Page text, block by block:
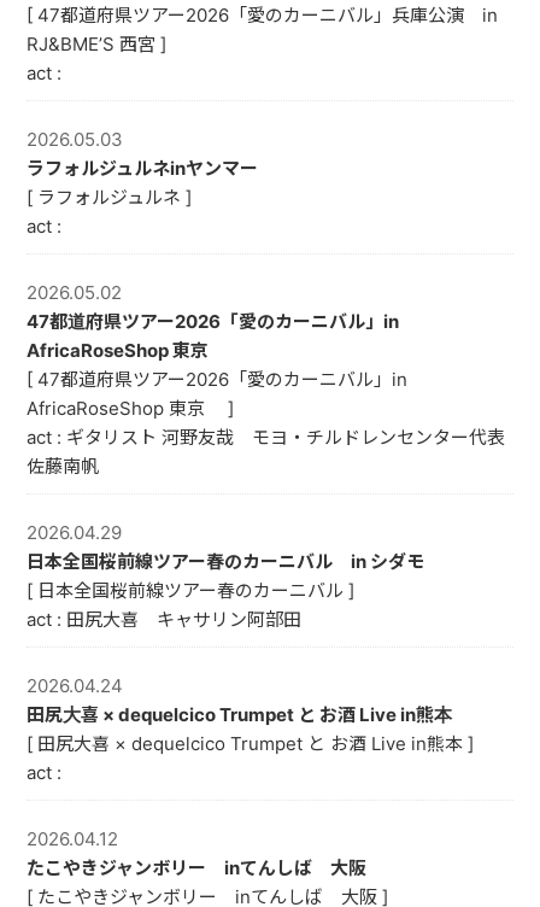
[ 47都道府県ツアー2026「愛のカーニバル」兵庫公演 in
RJ&BME’S 西宮 ]
act :
2026.05.03
ラフォルジュルネinヤンマー
[ ラフォルジュルネ ]
act :
2026.05.02
47都道府県ツアー2026「愛のカーニバル」in
AfricaRoseShop 東京
[ 47都道府県ツアー2026「愛のカーニバル」in
AfricaRoseShop 東京 ]
act : ギタリスト 河野友哉 モヨ・チルドレンセンター代表
佐藤南帆
2026.04.29
日本全国桜前線ツアー春のカーニバル in シダモ
[ 日本全国桜前線ツアー春のカーニバル ]
act : 田尻大喜 キャサリン阿部田
2026.04.24
田尻大喜 × dequelcico Trumpet と お酒 Live in熊本
[ 田尻大喜 × dequelcico Trumpet と お酒 Live in熊本 ]
act :
2026.04.12
たこやきジャンボリー inてんしば 大阪
[ たこやきジャンボリー inてんしば 大阪 ]